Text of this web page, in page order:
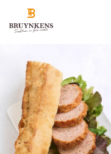
PRODUCTEN
KANALEN
OVER